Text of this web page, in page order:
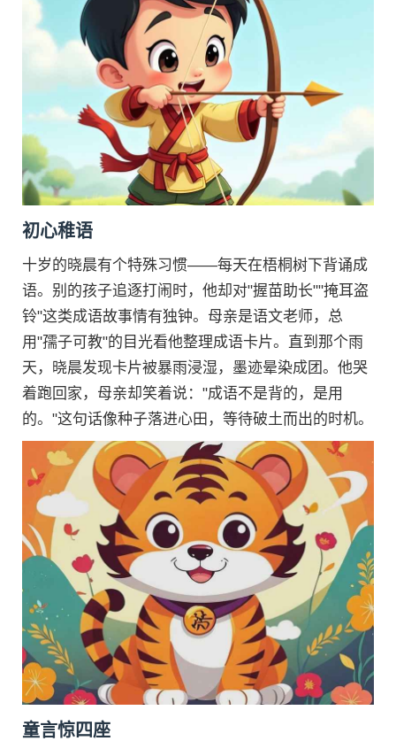
初心稚语
十岁的晓晨有个特殊习惯——每天在梧桐树下背诵成
语。别的孩子追逐打闹时，他却对"握苗助长""掩耳盗
铃"这类成语故事情有独钟。母亲是语文老师，总
用"孺子可教"的目光看他整理成语卡片。直到那个雨
天，晓晨发现卡片被暴雨浸湿，墨迹晕染成团。他哭
着跑回家，母亲却笑着说："成语不是背的，是用
的。"这句话像种子落进心田，等待破土而出的时机。
童言惊四座